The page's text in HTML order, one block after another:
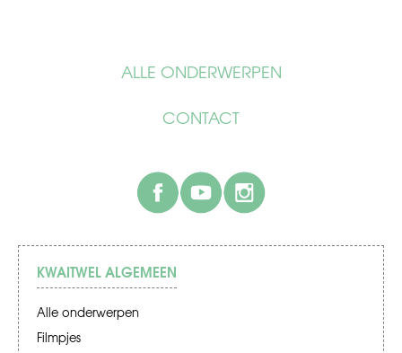
ALLE ONDERWERPEN
CONTACT
facebook
KWAITWEL ALGEMEEN
Alle onderwerpen
Filmpjes